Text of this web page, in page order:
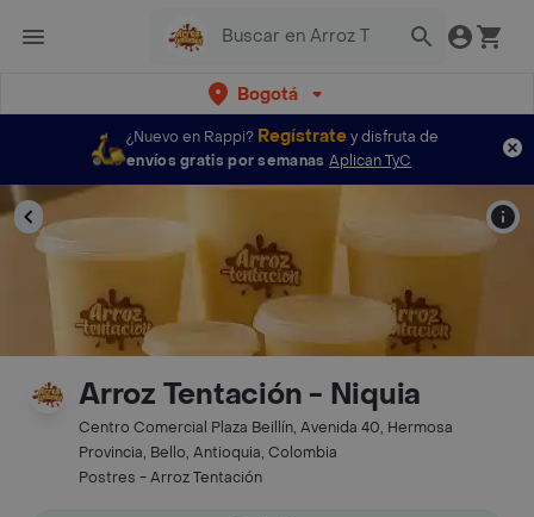
Bogotá
¿Nuevo en Rappi? Regístratey disfruta de
envíos gratis por semanas Aplican TyC
Arroz Tentación - Niquia
Centro Comercial Plaza Beillín, Avenida 40, Hermosa
Provincia, Bello, Antioquia, Colombia
Postres - Arroz Tentación